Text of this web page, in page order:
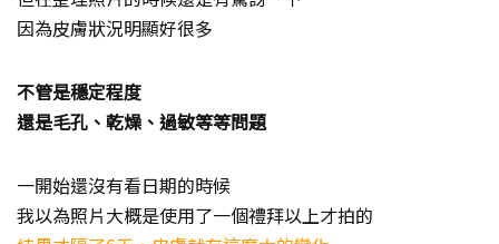
因為皮膚狀況明顯好很多
不管是穩定程度
還是毛孔、乾燥、過敏等等問題
一開始還沒有看日期的時候
我以為照片大概是使用了一個禮拜以上才拍的